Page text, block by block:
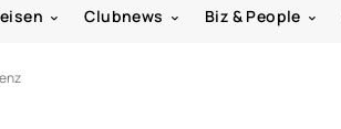
Clubnews Biz & People